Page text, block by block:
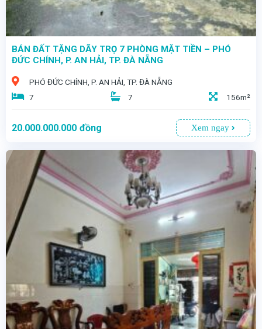
BÁN ĐẤT TẶNG DÃY TRỌ 7 PHÒNG MẶT TIỀN – PHÓ
ĐỨC CHÍNH, P. AN HẢI, TP. ĐÀ NẴNG
PHÓ ĐỨC CHÍNH, P. AN HẢI, TP. ĐÀ NẴNG
7
7 156m²
20.000.000.000 đồng Xem ngay